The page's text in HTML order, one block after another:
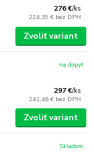
276 €/ks
224,39 € bez DPH
Zvoliť variant
297 €/ks
241,46 € bez DPH
na dopyt
Zvoliť variant
Skladom